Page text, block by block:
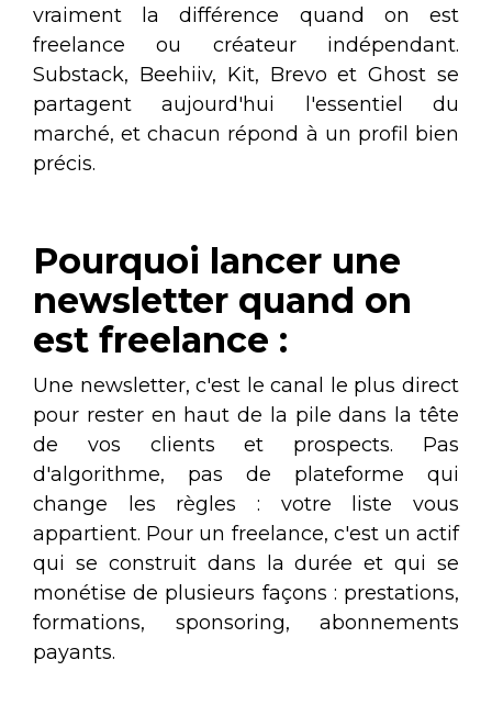
vraiment la différence quand on est
freelance ou créateur indépendant.
Substack, Beehiiv, Kit, Brevo et Ghost se
partagent aujourd'hui l'essentiel du
marché, et chacun répond à un profil bien
précis.
Pourquoi lancer une
newsletter quand on
est freelance :
Une newsletter, c'est le canal le plus direct
pour rester en haut de la pile dans la tête
de vos clients et prospects. Pas
d'algorithme, pas de plateforme qui
change les règles : votre liste vous
appartient. Pour un freelance, c'est un actif
qui se construit dans la durée et qui se
monétise de plusieurs façons : prestations,
formations, sponsoring, abonnements
payants.